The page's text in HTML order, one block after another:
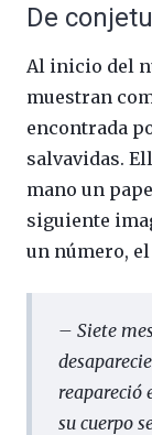
De
Al inicio del
muestran
encontrada
salvavidas.
mano un
siguiente
un número, el
– Siete
reapareció
su cuerpo